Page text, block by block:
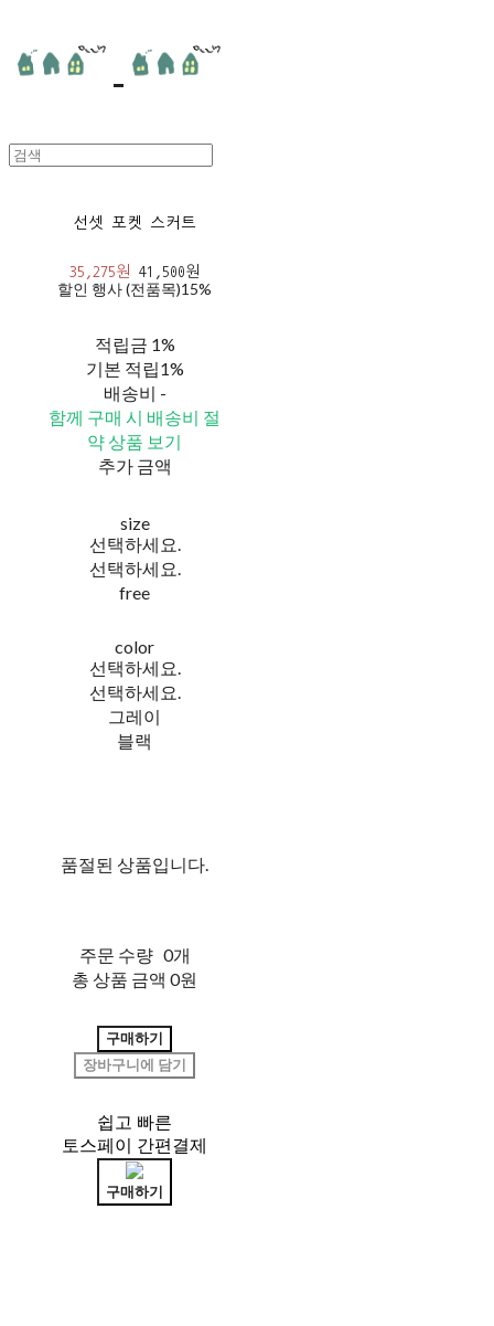
선셋 포켓 스커트
35,275원 41,500원
할인 행사 (전품목)15%
적립금 1%
기본 적립1%
배송비 -
함께 구매 시 배송비 절
약 상품 보기
추가 금액
size
선택하세요.
선택하세요.
free
color
선택하세요.
선택하세요.
그레이
블랙
품절된 상품입니다.
주문 수량 0개
총 상품 금액 0원
구매하기
장바구니에 담기
쉽고 빠른
토스페이 간편결제
구매하기